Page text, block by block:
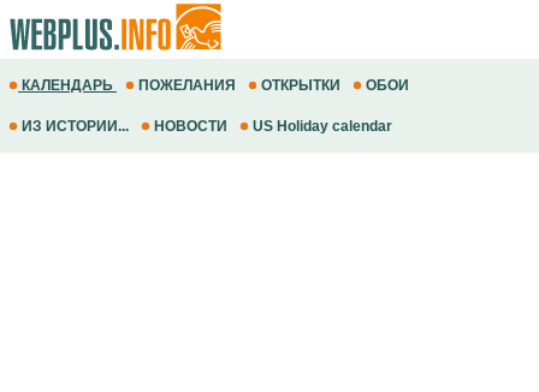
КАЛЕНДАРЬ ПОЖЕЛАНИЯ ОТКРЫТКИ ОБОИ
ИЗ ИСТОРИИ... НОВОСТИ US Holiday calendar